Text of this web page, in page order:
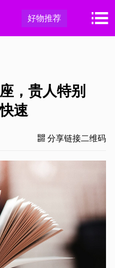
好物推荐
，贵人特别
速
分享链接二维码